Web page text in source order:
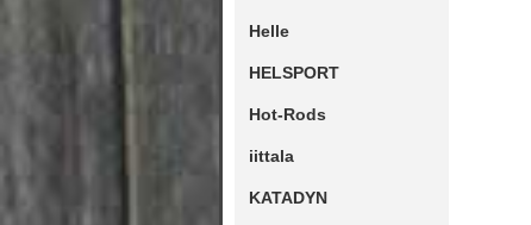
Helle
HELSPORT
Hot-Rods
iittala
KATADYN